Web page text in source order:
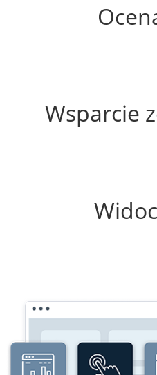
Wsparcie